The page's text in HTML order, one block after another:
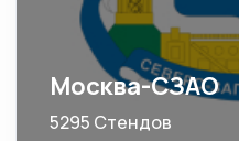
Москва-СЗАО
5295 Стендов